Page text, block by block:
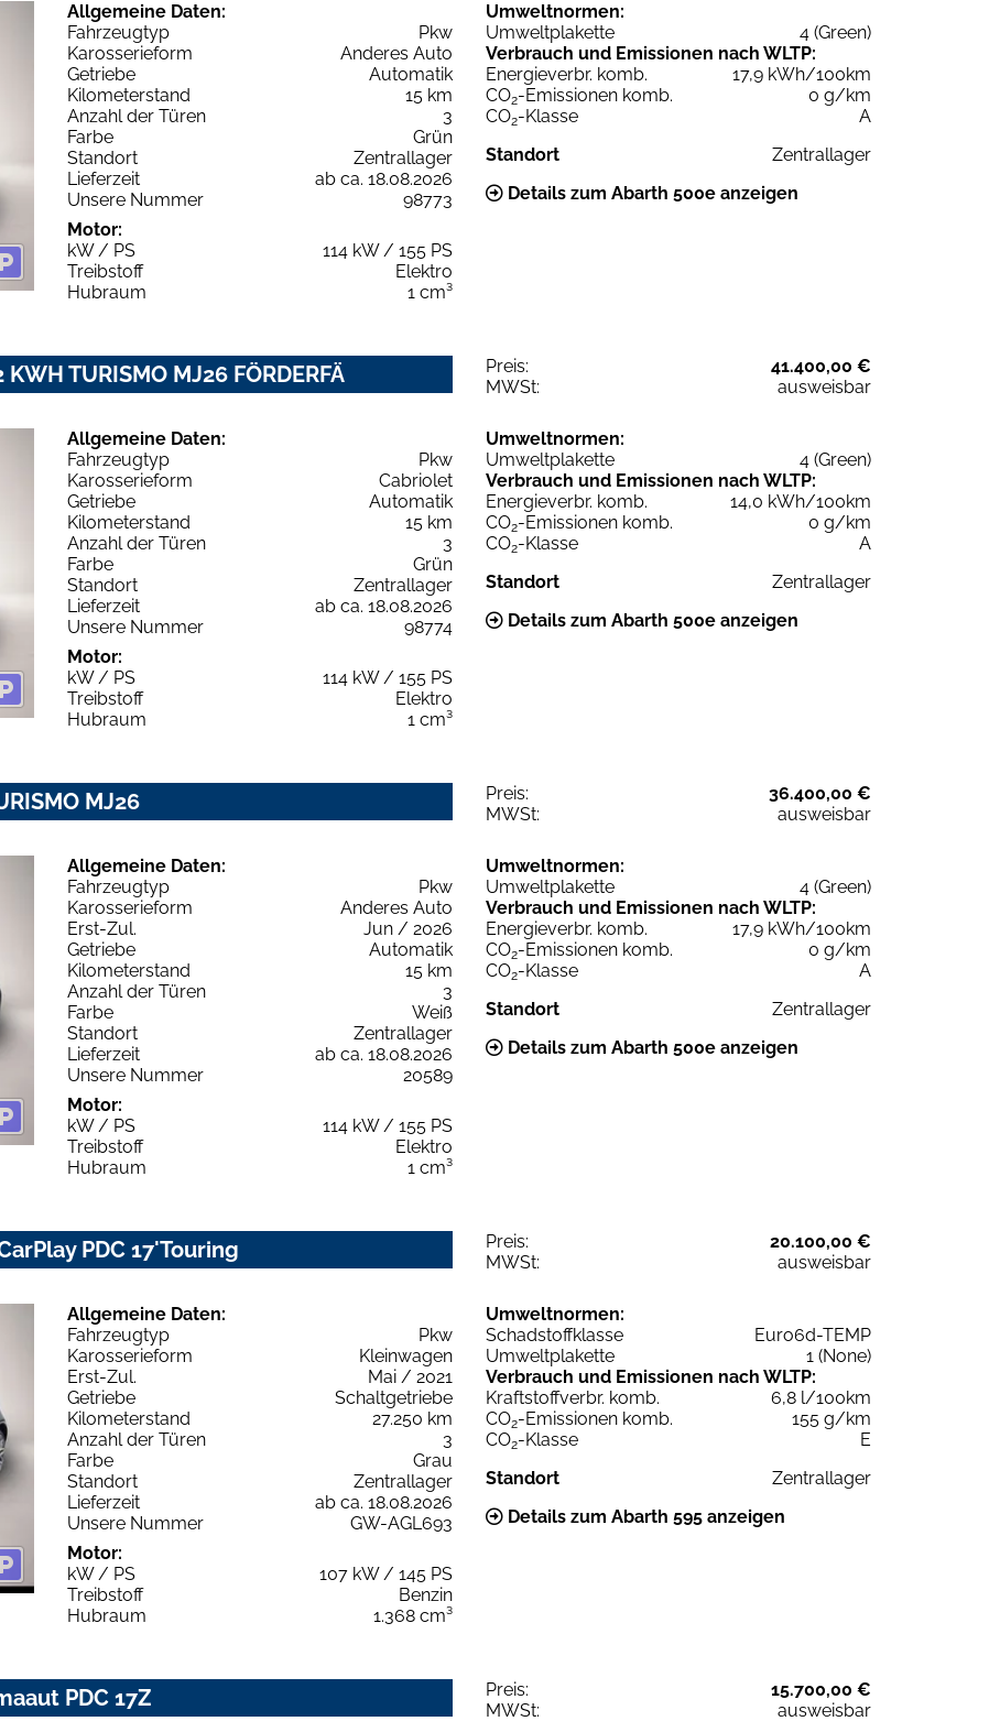
Allgemeine Daten:
Fahrzeugtyp
Pkw
Karosserieform
Anderes Auto
Getriebe
Automatik
Kilometerstand
15 km
Anzahl der Türen
3
Farbe
Grün
Standort
Zentrallager
Lieferzeit
ab ca. 18.08.2026
Unsere Nummer
98773
Motor:
kW / PS
114 kW / 155 PS
Treibstoff
Elektro
Hubraum
1 cm³
Umweltnormen:
Umweltplakette
4 (Green)
Verbrauch und Emissionen nach WLTP:
Energieverbr. komb.
17,9 kWh/100km
CO2-Emissionen komb.
0 g/km
CO2-Klasse
A
Standort
Zentrallager
Details zum Abarth 500e anzeigen
TURISMO MJ26 FÖRDERFÄ Preis:
41.400,00 €
MWSt:
ausweisbar
Allgemeine Daten:
Fahrzeugtyp
Pkw
Karosserieform
Cabriolet
Getriebe
Automatik
Kilometerstand
15 km
Anzahl der Türen
3
Farbe
Grün
Standort
Zentrallager
Lieferzeit
ab ca. 18.08.2026
Unsere Nummer
98774
Motor:
kW / PS
114 kW / 155 PS
Treibstoff
Elektro
Hubraum
1 cm³
Umweltnormen:
Umweltplakette
4 (Green)
Verbrauch und Emissionen nach WLTP:
Energieverbr. komb.
14,0 kWh/100km
CO2-Emissionen komb.
0 g/km
CO2-Klasse
A
Standort
Zentrallager
Details zum Abarth 500e anzeigen
MJ26 Preis:
36.400,00 €
MWSt:
ausweisbar
Allgemeine Daten:
Fahrzeugtyp
Pkw
Karosserieform
Anderes Auto
Erst-Zul.
Jun / 2026
Getriebe
Automatik
Kilometerstand
15 km
Anzahl der Türen
3
Farbe
Weiß
Standort
Zentrallager
Lieferzeit
ab ca. 18.08.2026
Unsere Nummer
20589
Motor:
kW / PS
114 kW / 155 PS
Treibstoff
Elektro
Hubraum
1 cm³
Umweltnormen:
Umweltplakette
4 (Green)
Verbrauch und Emissionen nach WLTP:
Energieverbr. komb.
17,9 kWh/100km
CO2-Emissionen komb.
0 g/km
CO2-Klasse
A
Standort
Zentrallager
Details zum Abarth 500e anzeigen
PDC 17'Touring Preis:
20.100,00 €
MWSt:
ausweisbar
Allgemeine Daten:
Fahrzeugtyp
Pkw
Karosserieform
Kleinwagen
Erst-Zul.
Mai / 2021
Getriebe
Schaltgetriebe
Kilometerstand
27.250 km
Anzahl der Türen
3
Farbe
Grau
Standort
Zentrallager
Lieferzeit
ab ca. 18.08.2026
Unsere Nummer
GW-AGL693
Motor:
kW / PS
107 kW / 145 PS
Treibstoff
Benzin
Hubraum
1.368 cm³
Umweltnormen:
Schadstoffklasse
Euro6d-TEMP
Umweltplakette
1 (None)
Verbrauch und Emissionen nach WLTP:
Kraftstoffverbr. komb.
6,8 l/100km
CO2-Emissionen komb.
155 g/km
CO2-Klasse
E
Standort
Zentrallager
Details zum Abarth 595 anzeigen
PDC 17Z Preis:
15.700,00 €
MWSt:
ausweisbar